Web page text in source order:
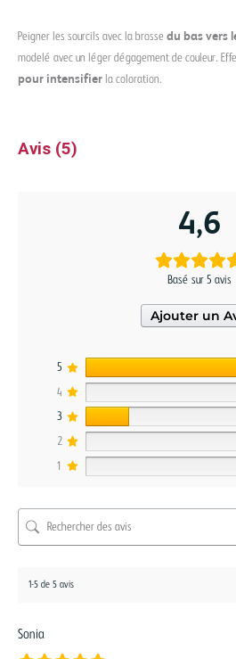
Peigner les sourcils avec la brosse du bas vers
modelé avec un léger dégagement de couleur.
pour intensifier la coloration.
Avis (5)
4,6
Basé sur 5 avis
Ajouter un
5
4
3
2
1
1-5 de 5 avis
Sonia